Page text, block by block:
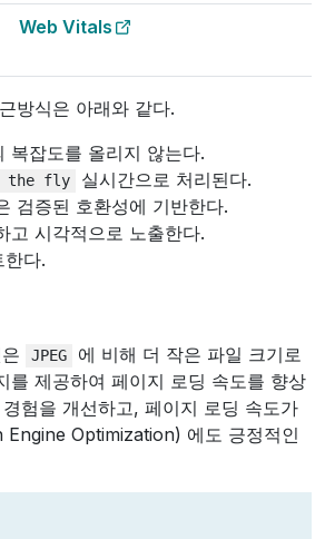
Web Vitals
방식은 아래와 같다.
복잡도를 올리지 않는다.
the fly
실시간으로 처리된다.
검증된 호환성에 기반한다.
고 시각적으로 노출한다.
한다.
JPEG
에 비해 더 작은 파일 크기로
를 제공하여 페이지 로딩 속도를 향상
험을 개선하고, 페이지 로딩 속도가
Engine Optimization) 에도 긍정적인